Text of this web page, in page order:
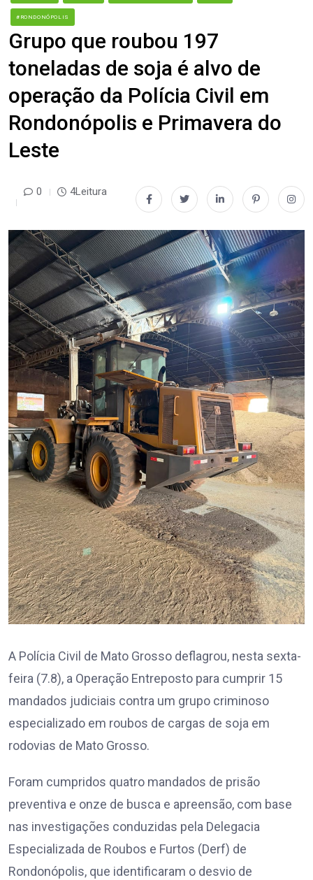
#RONDONÓPOLIS
Grupo que roubou 197
toneladas de soja é alvo de
operação da Polícia Civil em
Rondonópolis e Primavera do
Leste
0 4Leitura
A Polícia Civil de Mato Grosso deflagrou, nesta sexta-
feira (7.8), a Operação Entreposto para cumprir 15
mandados judiciais contra um grupo criminoso
especializado em roubos de cargas de soja em
rodovias de Mato Grosso.
Foram cumpridos quatro mandados de prisão
preventiva e onze de busca e apreensão, com base
nas investigações conduzidas pela Delegacia
Especializada de Roubos e Furtos (Derf) de
Rondonópolis, que identificaram o desvio de